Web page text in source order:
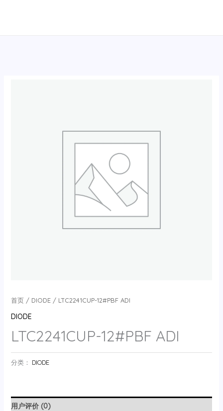
首页/ DIODE/ LTC2241CUP-12#PBF ADI
DIODE
LTC2241CUP-12#PBF ADI
分类： DIODE
用户评价 (0)